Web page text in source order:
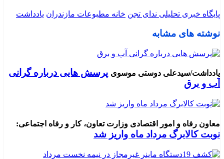
پایگاه خبری تحلیلی ندای تجن خانه مطبوعات مازندران یادداشت
نوشته های مشابه
یادداشت/سیدعلی دوستی موسوی پرسش هایی درباره گرانی
آب و برق
معاون رفاه و امور اقتصادی وزارت تعاون، کار و رفاه اجتماعی:
نوبت کالابرگ مرداد ماه واریز شد